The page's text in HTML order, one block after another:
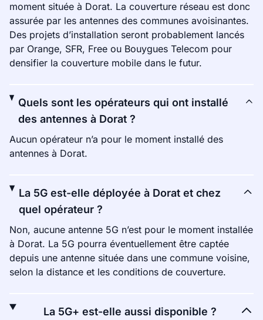
moment située à Dorat. La couverture réseau est donc
assurée par les antennes des communes avoisinantes.
Des projets d’installation seront probablement lancés
par Orange, SFR, Free ou Bouygues Telecom pour
densifier la couverture mobile dans le futur.
Quels sont les opérateurs qui ont installé
des antennes à Dorat ?
Aucun opérateur n’a pour le moment installé des
antennes à Dorat.
La 5G est-elle déployée à Dorat et chez
quel opérateur ?
Non, aucune antenne 5G n’est pour le moment installée
à Dorat. La 5G pourra éventuellement être captée
depuis une antenne située dans une commune voisine,
selon la distance et les conditions de couverture.
La 5G+ est-elle aussi disponible ?